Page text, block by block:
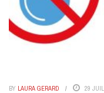
BY LAURA GERARD 29